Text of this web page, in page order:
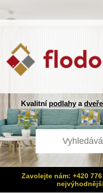
Kvalitní podlahyadveře
Zavolejte nám: +420